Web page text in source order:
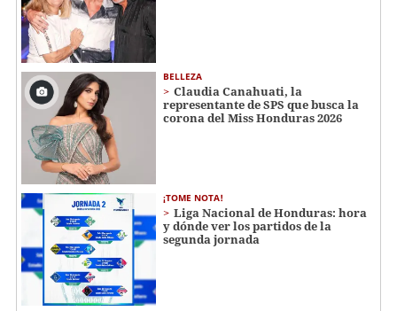
BELLEZA
Claudia Canahuati, la
representante de SPS que busca la
corona del Miss Honduras 2026
¡TOME NOTA!
Liga Nacional de Honduras: hora
y dónde ver los partidos de la
segunda jornada